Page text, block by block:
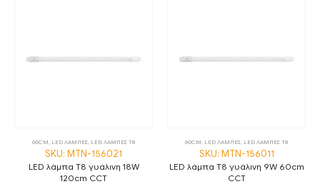
60CM LED ΛΑΜΠΕΣ LED ΛΑΜΠΕΣ Τ8
SKU: MTN-156021
LED λάμπα T8 γυάλινη 18W
120cm CCT
60CM LED ΛΑΜΠΕΣ LED ΛΑΜΠΕΣ Τ8
SKU: MTN-156011
LED λάμπα T8 γυάλινη 9W 60cm
CCT